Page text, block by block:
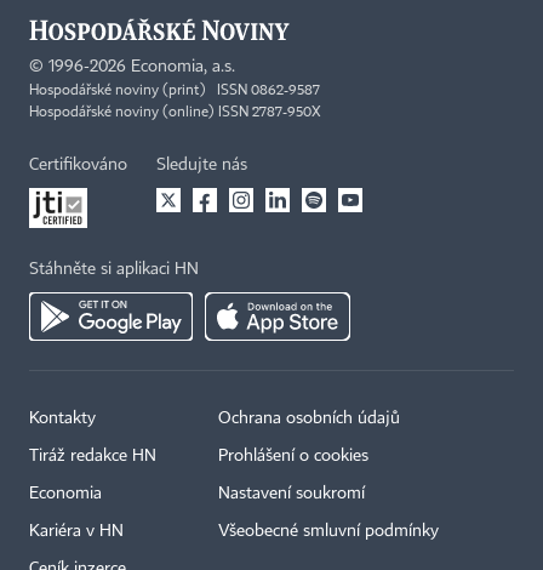
© 1996-2026 Economia, a.s.
Hospodářské noviny (print) ISSN 0862-9587
Hospodářské noviny (online) ISSN 2787-950X
Certifikováno Sledujte nás
Stáhněte si aplikaci HN
Kontakty
Tiráž redakce HN
Economia
Kariéra v HN
Ochrana osobních údajů
Prohlášení o cookies
Nastavení soukromí
Všeobecné smluvní podmínky